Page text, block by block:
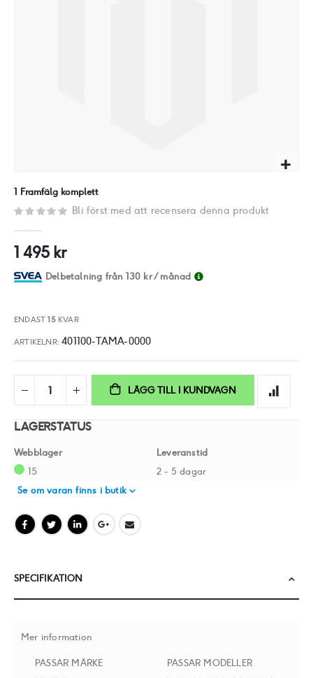
början
bildgalleriet
1 Framfälg komplett
Bli först med att recensera denna produkt
1 495 kr
Delbetalning från 130 kr/ månad
ENDAST15KVAR
ARTIKELNR 401100-TAMA-0000
LÄGG TILL I KUNDVAGN
LAGERSTATUS
Webblager
Leveranstid
15
2 - 5 dagar
Se om varan finns i butik
SPECIFIKATION
Mer information
PASSAR MÄRKE
PASSAR MODELLER